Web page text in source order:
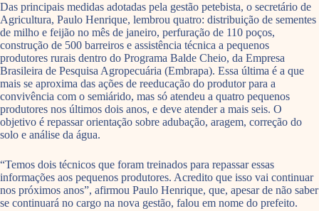
Das principais medidas adotadas pela gestão petebista, o secretário de
Agricultura, Paulo Henrique, lembrou quatro: distribuição de sementes
de milho e feijão no mês de janeiro, perfuração de 110 poços,
construção de 500 barreiros e assistência técnica a pequenos
produtores rurais dentro do Programa Balde Cheio, da Empresa
Brasileira de Pesquisa Agropecuária (Embrapa). Essa última é a que
mais se aproxima das ações de reeducação do produtor para a
convivência com o semiárido, mas só atendeu a quatro pequenos
produtores nos últimos dois anos, e deve atender a mais seis. O
objetivo é repassar orientação sobre adubação, aragem, correção do
solo e análise da água.
“Temos dois técnicos que foram treinados para repassar essas
informações aos pequenos produtores. Acredito que isso vai continuar
nos próximos anos”, afirmou Paulo Henrique, que, apesar de não saber
se continuará no cargo na nova gestão, falou em nome do prefeito.